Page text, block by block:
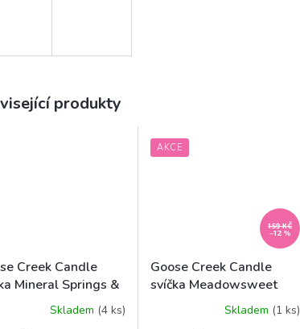
produkty
Creek Candle
Mineral Springs &
Skladem (4 ks)
AKCE
159 KČ
–12 %
Goose Creek Candle
svíčka Meadowsweet
Avocado, 198 gSkladem (1 ks)